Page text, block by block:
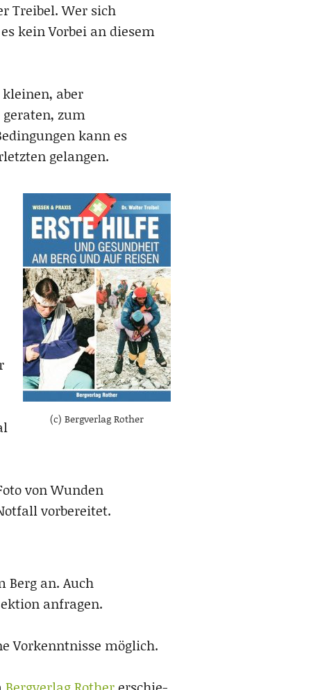
Treibel. Wer sich
kein Vorbei an diesem
aber
zum
kann es
gelangen.
(c) Bergverlag Rother
von Wunden
vorbereitet.
Berg an. Auch
anfragen.
Vorkenntnisse möglich.